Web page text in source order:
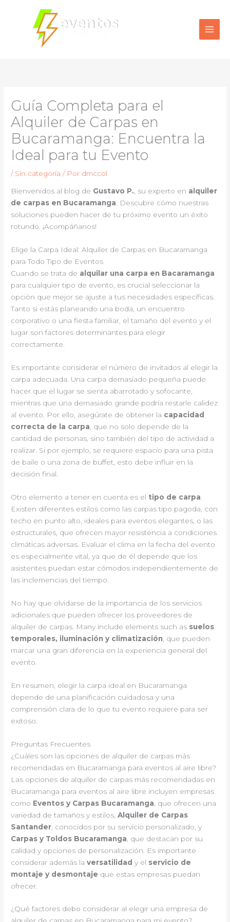
contenido
Guía Completa para el
Alquiler de Carpas en
Bucaramanga: Encuentra la
Ideal para tu Evento
/ Sin categoría / Por dmccol
Bienvenidos al blog de Gustavo P., su experto en alquiler
de carpas en Bucaramanga. Descubre cómo nuestras
soluciones pueden hacer de tu próximo evento un éxito
rotundo. ¡Acompáñanos!
Elige la Carpa Ideal: Alquiler de Carpas en Bucaramanga
para Todo Tipo de Eventos
Cuando se trata de alquilar una carpa en Bacaramanga
para cualquier tipo de evento, es crucial seleccionar la
opción que mejor se ajuste a tus necesidades específicas.
Tanto si estás planeando una boda, un encuentro
corporativo o una fiesta familiar, el tamaño del evento y el
lugar son factores determinantes para elegir
correctamente.
Es importante considerar el número de invitados al elegir la
carpa adecuada. Una carpa demasiado pequeña puede
hacer que el lugar se sienta abarrotado y sofocante,
mientras que una demasiado grande podría restarle calidez
al evento. Por ello, asegúrate de obtener la capacidad
correcta de la carpa , que no solo depende de la
cantidad de personas, sino también del tipo de actividad a
realizar. Si por ejemplo, se requiere espacio para una pista
de baile o una zona de buffet, esto debe influir en la
decisión final.
Otro elemento a tener en cuenta es el tipo de carpa
Existen diferentes estilos como las carpas tipo pagoda, con
techo en punto alto, ideales para eventos elegantes, o las
estructurales, que ofrecen mayor resistencia a condiciones
climáticas adversas. Evaluar el clima en la fecha del evento
es especialmente vital, ya que de él depende que los
asistentes puedan estar cómodos independientemente de
las inclemencias del tiempo.
No hay que olvidarse de la importancia de los servicios
adicionales que pueden ofrecer los proveedores de
alquiler de carpas. Many include elements such as suelos
temporales, iluminación y climatización , que pueden
marcar una gran diferencia en la experiencia general del
evento.
En resumen, elegir la carpa ideal en Bucaramanga
depende de una planificación cuidadosa y una
comprensión clara de lo que tu evento requiere para ser
exitoso.
Preguntas Frecuentes
¿Cuáles son las opciones de alquiler de carpas más
recomendadas en Bucaramanga para eventos al aire libre?
Las opciones de alquiler de carpas más recomendadas en
Bucaramanga para eventos al aire libre incluyen empresas
como Eventos y Carpas Bucaramanga , que ofrecen una
variedad de tamaños y estilos,Alquiler de Carpas
Santander , conocidos por su servicio personalizado, y
Carpas y Toldos Bucaramanga , que destacan por su
calidad y opciones de personalización. Es importante
considerar además laversatilidad y el servicio de
montaje y desmontaje que estas empresas puedan
ofrecer.
¿Qué factores debo considerar al elegir una empresa de